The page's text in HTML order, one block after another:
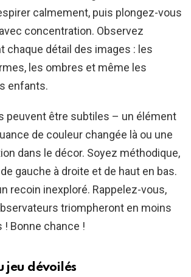
calmement, puis plongez-vous
concentration. Observez
chaque détail des images : les
les ombres et même les
enfants.
peuvent être subtiles – un élément
de couleur changée là ou une
dans le décor. Soyez méthodique,
de gauche à droite et de haut en bas.
recoin inexploré. Rappelez-vous,
triompheront en moins
! Bonne chance !
jeu dévoilés